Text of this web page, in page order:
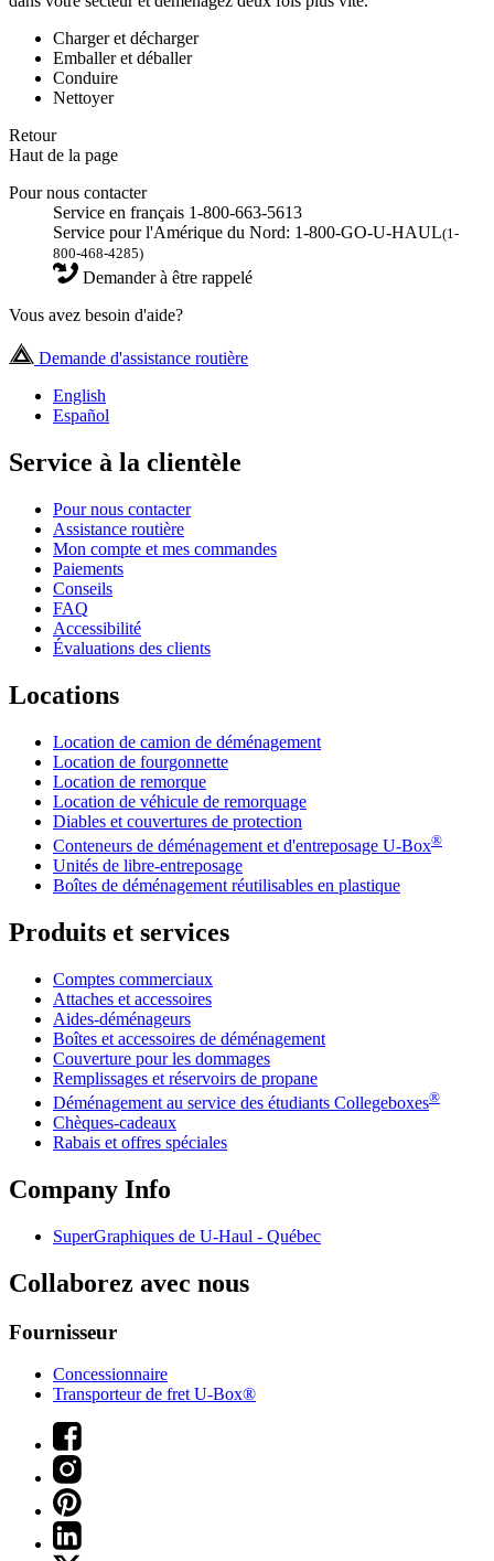
Charger et décharger
Emballer et déballer
Conduire
Nettoyer
Retour
Haut de la page
Pour nous contacter
Service en français 1-800-663-5613
Service pour l'Amérique du Nord: 1-800-GO-U-HAUL(1-
800-468-4285)
Demander à être rappelé
Vous avez besoin d'aide?
Demande d'assistance routière
English
Español
Service à la clientèle
Pour nous contacter
Assistance routière
Mon compte et mes commandes
Paiements
Conseils
FAQ
Accessibilité
Évaluations des clients
Locations
Location de camion de déménagement
Location de fourgonnette
Location de remorque
Location de véhicule de remorquage
Diables et couvertures de protection
Conteneurs de déménagement et d'entreposage U-Box®
Unités de libre-entreposage
Boîtes de déménagement réutilisables en plastique
Produits et services
Comptes commerciaux
Attaches et accessoires
Aides-déménageurs
Boîtes et accessoires de déménagement
Couverture pour les dommages
Remplissages et réservoirs de propane
Déménagement au service des étudiants Collegeboxes®
Chèques-cadeaux
Rabais et offres spéciales
Company Info
SuperGraphiques de U-Haul - Québec
Collaborez avec nous
Fournisseur
Concessionnaire
Transporteur de fret U-Box®